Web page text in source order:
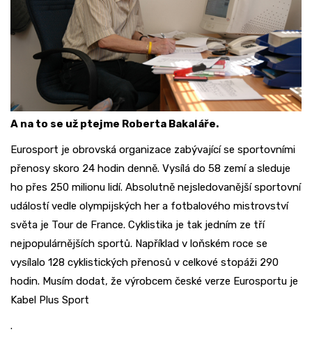
A na to se už ptejme Roberta Bakaláře.
Eurosport je obrovská organizace zabývající se sportovními
přenosy skoro 24 hodin denně. Vysílá do 58 zemí a sleduje
ho přes 250 milionu lidí. Absolutně nejsledovanější sportovní
událostí vedle olympijských her a fotbalového mistrovství
světa je Tour de France. Cyklistika je tak jedním ze tří
nejpopulárnějších sportů. Například v loňském roce se
vysílalo 128 cyklistických přenosů v celkové stopáži 290
hodin. Musím dodat, že výrobcem české verze Eurosportu je
Kabel Plus Sport
.